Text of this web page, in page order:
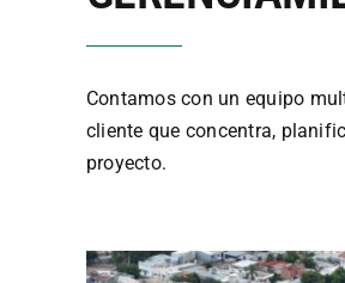
Contamos con un equipo
cliente que concentra,
proyecto.